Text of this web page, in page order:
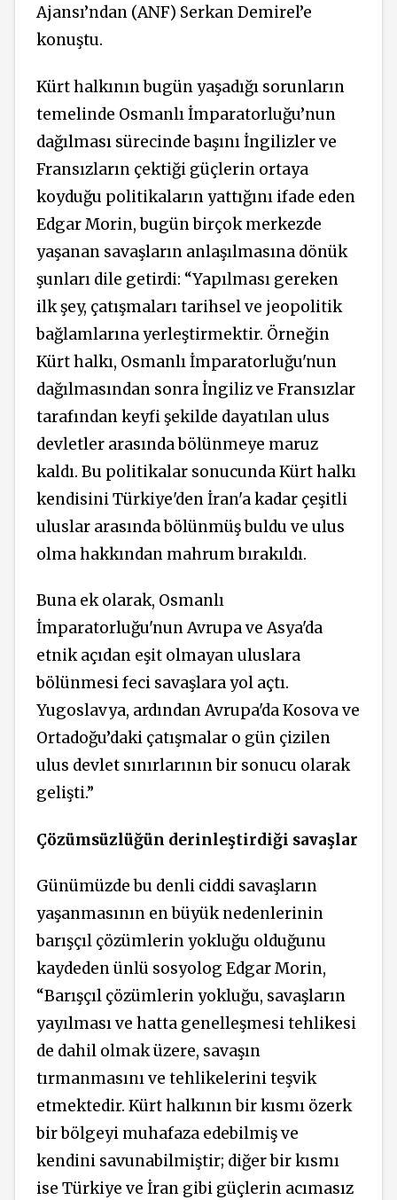
Ajansı’ndan (ANF) Serkan Demirel’e
konuştu.
Kürt halkının bugün yaşadığı sorunların
temelinde Osmanlı İmparatorluğu’nun
dağılması sürecinde başını İngilizler ve
Fransızların çektiği güçlerin ortaya
koyduğu politikaların yattığını ifade eden
Edgar Morin, bugün birçok merkezde
yaşanan savaşların anlaşılmasına dönük
şunları dile getirdi: “Yapılması gereken
ilk şey, çatışmaları tarihsel ve jeopolitik
bağlamlarına yerleştirmektir. Örneğin
Kürt halkı, Osmanlı İmparatorluğu'nun
dağılmasından sonra İngiliz ve Fransızlar
tarafından keyfi şekilde dayatılan ulus
devletler arasında bölünmeye maruz
kaldı. Bu politikalar sonucunda Kürt halkı
kendisini Türkiye'den İran'a kadar çeşitli
uluslar arasında bölünmüş buldu ve ulus
olma hakkından mahrum bırakıldı.
Buna ek olarak, Osmanlı
İmparatorluğu'nun Avrupa ve Asya'da
etnik açıdan eşit olmayan uluslara
bölünmesi feci savaşlara yol açtı.
Yugoslavya, ardından Avrupa'da Kosova ve
Ortadoğu’daki çatışmalar o gün çizilen
ulus devlet sınırlarının bir sonucu olarak
gelişti.”
Çözümsüzlüğün derinleştirdiği savaşlar
Günümüzde bu denli ciddi savaşların
yaşanmasının en büyük nedenlerinin
barışçıl çözümlerin yokluğu olduğunu
kaydeden ünlü sosyolog Edgar Morin,
“Barışçıl çözümlerin yokluğu, savaşların
yayılması ve hatta genelleşmesi tehlikesi
de dahil olmak üzere, savaşın
tırmanmasını ve tehlikelerini teşvik
etmektedir. Kürt halkının bir kısmı özerk
bir bölgeyi muhafaza edebilmiş ve
kendini savunabilmiştir; diğer bir kısmı
ise Türkiye ve İran gibi güçlerin acımasız